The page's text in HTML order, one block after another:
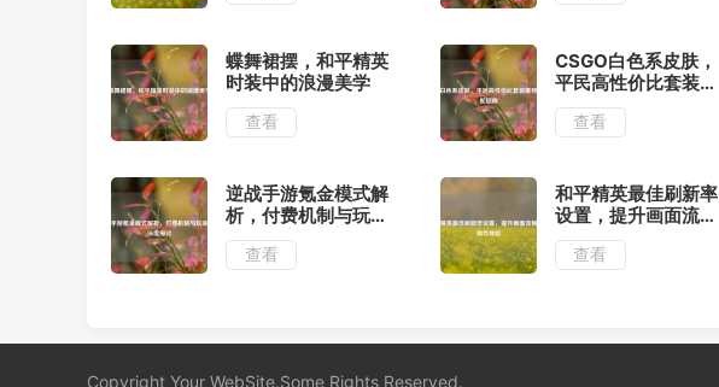
蝶舞裙摆，和平精英
时装中的浪漫美学
查看
CSGO白色系皮肤，
平民高性价比套装推
荐与搭配指南
查看
逆战手游氪金模式解
析，付费机制与玩家
体验深度探讨
查看
和平精英最佳刷新率
设置，提升画面流畅
度与操作体验
查看
Copyright Your WebSite.Some Rights Reserved.